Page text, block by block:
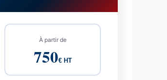
À partir de
750€ HT